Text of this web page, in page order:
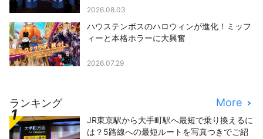
2026.08.03
ハウステンボスのハロウィンが進化！ミッフ
ィーと本格ホラーに大興奮
2026.07.29
ランキング More
JR東京駅から大手町駅へ最短で乗り換えるに
は？5路線への最短ルートを写真つきでご紹